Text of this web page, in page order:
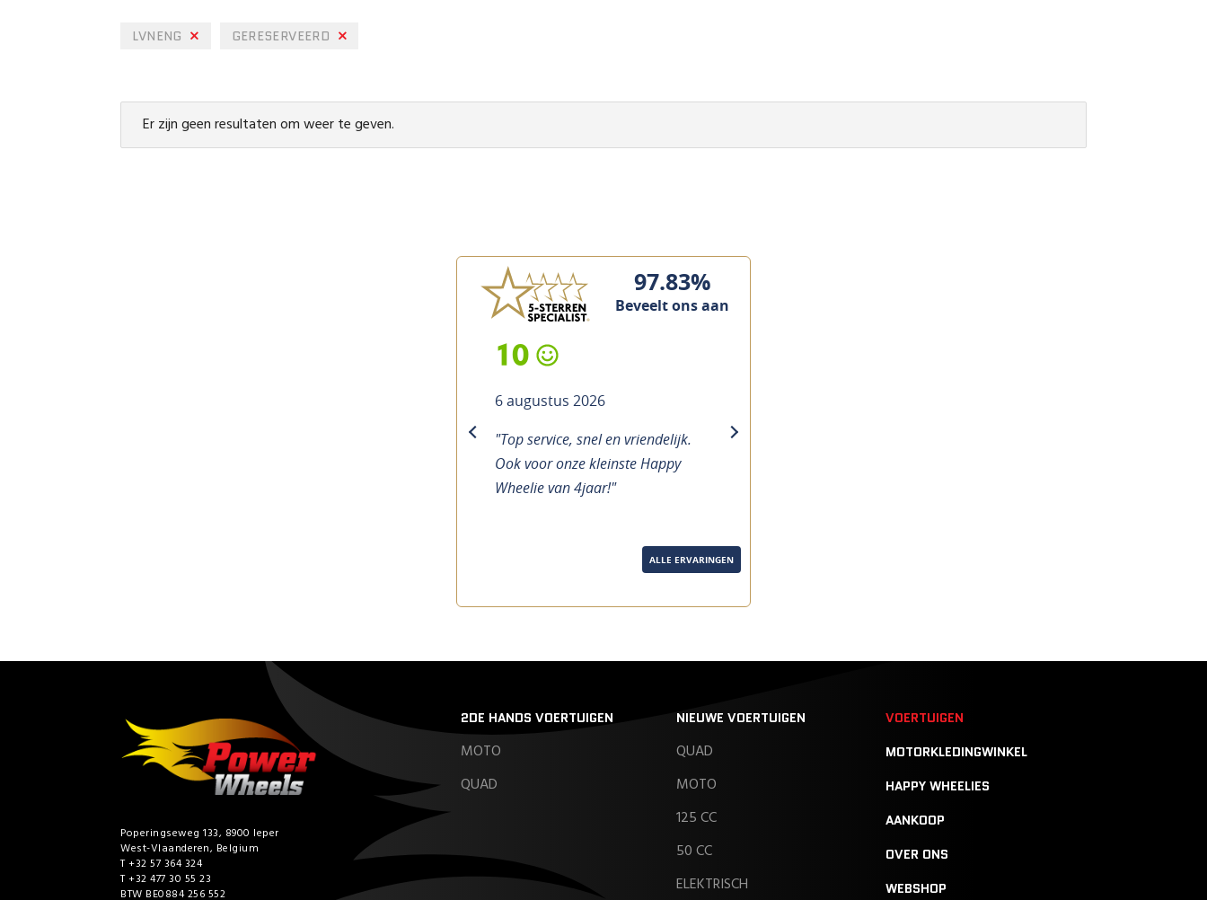
LVNENG GERESERVEERD
Er zijn geen resultaten om weer te geven.
97.83%
Beveelt ons aan
10
6 augustus 2026
"Top service, snel en vriendelijk.
Ook voor onze kleinste Happy
Wheelie van 4jaar!"
previous next
ALLE ERVARINGEN
Poperingseweg 133, 8900 Ieper
West-Vlaanderen, Belgium
T +32 57 364 324
T +32 477 30 55 23
BTW BE0884 256 552
2DE HANDS VOERTUIGEN
MOTO
QUAD
NIEUWE VOERTUIGEN
QUAD
MOTO
125 CC
50 CC
ELEKTRISCH
VOERTUIGEN
MOTORKLEDINGWINKEL
HAPPY WHEELIES
AANKOOP
OVER ONS
WEBSHOP